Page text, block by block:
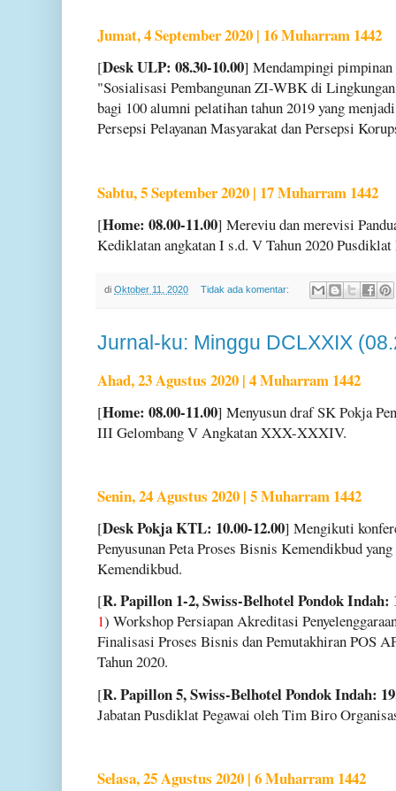
Jumat, 4 September 2020 | 16 Muharram 1442
[Desk ULP: 08.30-10.00] Mendampingi
"Sosialisasi Pembangunan ZI-WBK di
bagi 100 alumni pelatihan tahun 2019 yang
Persepsi Pelayanan Masyarakat dan Persepsi
Sabtu, 5 September 2020 | 17 Muharram 1442
[Home: 08.00-11.00] Mereviu dan merevisi
Kediklatan angkatan I s.d. V Tahun 2020
di Oktober 11, 2020 Tidak ada komentar:
Jurnal-ku: Minggu DCLXXIX
Ahad, 23 Agustus 2020 | 4 Muharram 1442
[Home: 08.00-11.00] Menyusun draf SK Pokja
III Gelombang V Angkatan XXX-XXXIV.
Senin, 24 Agustus 2020 | 5 Muharram 1442
[Desk Pokja KTL: 10.00-12.00] Mengikuti
Penyusunan Peta Proses Bisnis Kemendikbud
Kemendikbud.
[R. Papillon 1-2, Swiss-Belhotel Pondok Indah:
1) Workshop Persiapan Akreditasi
Finalisasi Proses Bisnis dan Pemutakhiran POS
Tahun 2020.
[R. Papillon 5, Swiss-Belhotel Pondok Indah:
Jabatan Pusdiklat Pegawai oleh Tim Biro
Selasa, 25 Agustus 2020 | 6 Muharram 1442